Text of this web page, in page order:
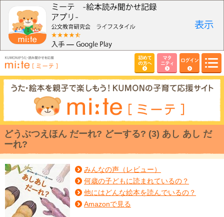
初めて
の方へ
マタ
ニティ
ログイン
どうぶつえほん だーれ? どーする? (3) あし あし だ
ーれ?
みんなの声（レビュー）
何歳の子どもに読まれているの？
他にはどんな絵本を読んでいるの？
Amazonで見る